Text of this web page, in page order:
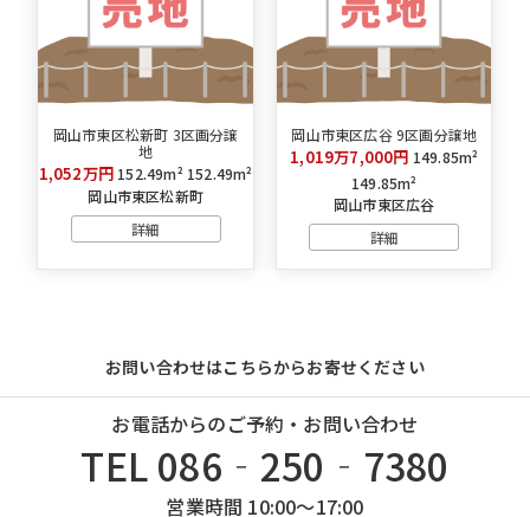
岡山市東区松新町 3区画分譲
地
1,052万円 152.49m² 152.49m²
岡山市東区松新町
詳細
岡山市東区広谷 9区画分譲地
1,019万7,000円 149.85m²
149.85m²
岡山市東区広谷
詳細
お問い合わせはこちらからお寄せください
お電話からのご予約・お問い合わせ
TEL 086‐250‐7380
営業時間 10:00～17:00